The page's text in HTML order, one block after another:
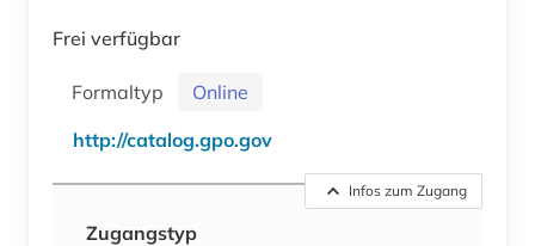
Frei verfügbar
Formaltyp
Online
http://catalog.gpo.gov
Infos zum Zugang
Zugangstyp